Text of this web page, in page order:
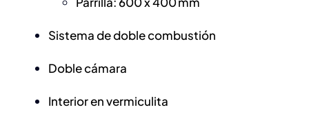
Sistema de doble combustión
Doble cámara
Interior en vermiculita